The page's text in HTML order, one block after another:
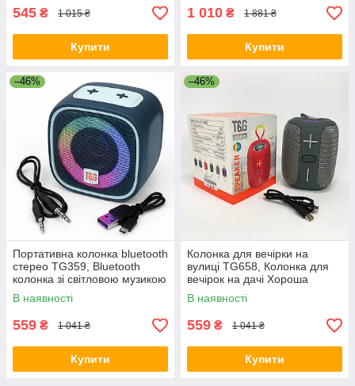
545 ₴ 1 015 ₴
Купити
1 010 ₴ 1 881 ₴
Купити
–46%
Портативна колонка bluetooth
стерео TG359, Bluetooth
колонка зі світловою музикою
QC-55
В наявності
559 ₴ 1 041 ₴
Купити
–46%
Колонка для вечірки на
вулиці TG658, Колонка для
вечірок на дачі Хороша
музики KA-27
В наявності
559 ₴ 1 041 ₴
Купити